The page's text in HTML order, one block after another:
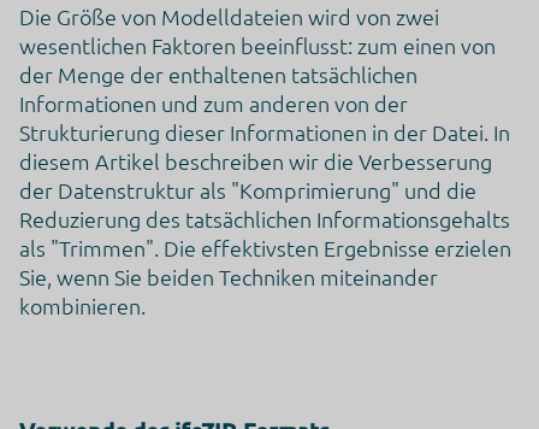
Die Größe von Modelldateien wird von zwei
wesentlichen Faktoren beeinflusst: zum einen von
der Menge der enthaltenen tatsächlichen
Informationen und zum anderen von der
Strukturierung dieser Informationen in der Datei. In
diesem Artikel beschreiben wir die Verbesserung
der Datenstruktur als "Komprimierung" und die
Reduzierung des tatsächlichen Informationsgehalts
als "Trimmen". Die effektivsten Ergebnisse erzielen
Sie, wenn Sie beiden Techniken miteinander
kombinieren.